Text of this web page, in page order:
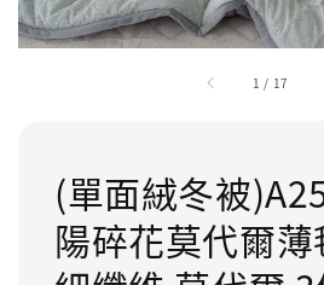
1 / 17
(單面絨冬被
陽碎花莫代爾